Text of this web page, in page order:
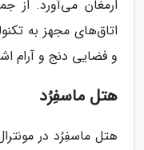
ارمغان می‌آورد. از
اتاق‌های مجهز به
و فضایی دنج و آرام
هتل ماسفِرُد
هتل ماسفِرُد در